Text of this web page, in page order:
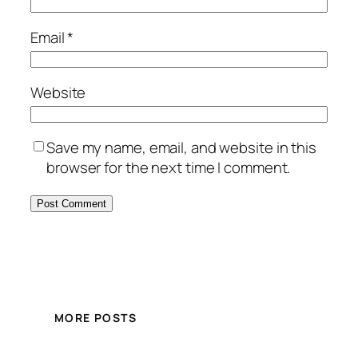
Email*
Website
Save my name, email, and website in this
browser for the next time I comment.
MORE POSTS